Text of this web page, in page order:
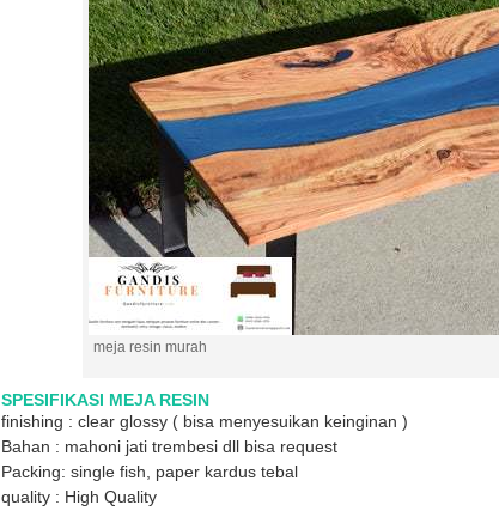
meja resin murah
SPESIFIKASI MEJA RESIN
finishing : clear glossy ( bisa menyesuikan keinginan )
Bahan : mahoni jati trembesi dll bisa request
Packing: single fish, paper kardus tebal
quality : High Quality